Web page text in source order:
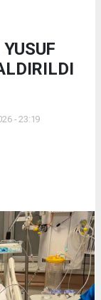
- 23:19